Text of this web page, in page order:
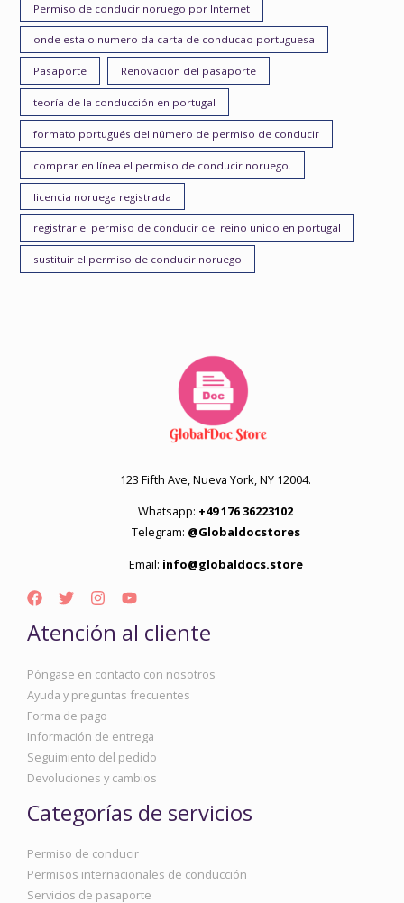
Permiso de conducir noruego por Internet
onde esta o numero da carta de conducao portuguesa
Pasaporte Renovación del pasaporte
teoría de la conducción en portugal
formato portugués del número de permiso de conducir
comprar en línea el permiso de conducir noruego.
licencia noruega registrada
registrar el permiso de conducir del reino unido en portugal
sustituir el permiso de conducir noruego
123 Fifth Ave, Nueva York, NY 12004.
Whatsapp: +49 176 36223102
Telegram: @Globaldocstores
Email: info@globaldocs.store
Atención al cliente
Póngase en contacto con nosotros
Ayuda y preguntas frecuentes
Forma de pago
Información de entrega
Seguimiento del pedido
Devoluciones y cambios
Categorías de servicios
Permiso de conducir
Permisos internacionales de conducción
Servicios de pasaporte